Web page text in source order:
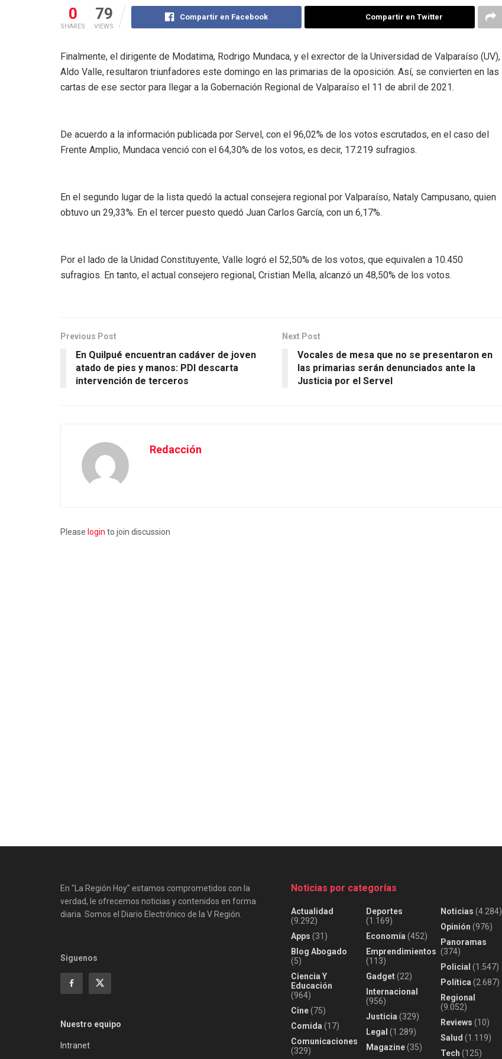
0
SHARES
79
VIEWS
Compartir en Facebook Compartir en Twitter
Finalmente, el dirigente de Modatima, Rodrigo Mundaca, y el exrector de la Universidad de Valparaíso (UV),
Aldo Valle, resultaron triunfadores este domingo en las primarias de la oposición. Así, se convierten en las
cartas de ese sector para llegar a la Gobernación Regional de Valparaíso el 11 de abril de 2021.
De acuerdo a la información publicada por Servel, con el 96,02% de los votos escrutados, en el caso del
Frente Amplio, Mundaca venció con el 64,30% de los votos, es decir, 17.219 sufragios.
En el segundo lugar de la lista quedó la actual consejera regional por Valparaíso, Nataly Campusano, quien
obtuvo un 29,33%. En el tercer puesto quedó Juan Carlos García, con un 6,17%.
Por el lado de la Unidad Constituyente, Valle logró el 52,50% de los votos, que equivalen a 10.450
sufragios. En tanto, el actual consejero regional, Cristian Mella, alcanzó un 48,50% de los votos.
Previous Post
En Quilpué encuentran cadáver de joven
atado de pies y manos: PDI descarta
intervención de terceros
Next Post
Vocales de mesa que no se presentaron en
las primarias serán denunciados ante la
Justicia por el Servel
Redacción
Please login to join discussion
En "La Región Hoy" estamos comprometidos con la
verdad, le ofrecemos noticias y contenidos en forma
diaria. Somos el Diario Electrónico de la V Región.
Siguenos
Nuestro equipo
Intranet
Noticias por categorías
Actualidad
(9.292)
Apps (31)
Blog Abogado
(5)
Ciencia Y
Educación
(964)
Cine(75)
Comida (17)
Comunicaciones
(329)
Deportes
(1.169)
Economía (452)
Emprendimientos
(113)
Gadget(22)
Internacional
(956)
Justicia (329)
Legal (1.289)
Magazine(35)
Noticias (4.284)
Opinión (976)
Panoramas
(374)
Policial (1.547)
Política (2.687)
Regional
(9.052)
Reviews (10)
Salud (1.119)
Tech (125)